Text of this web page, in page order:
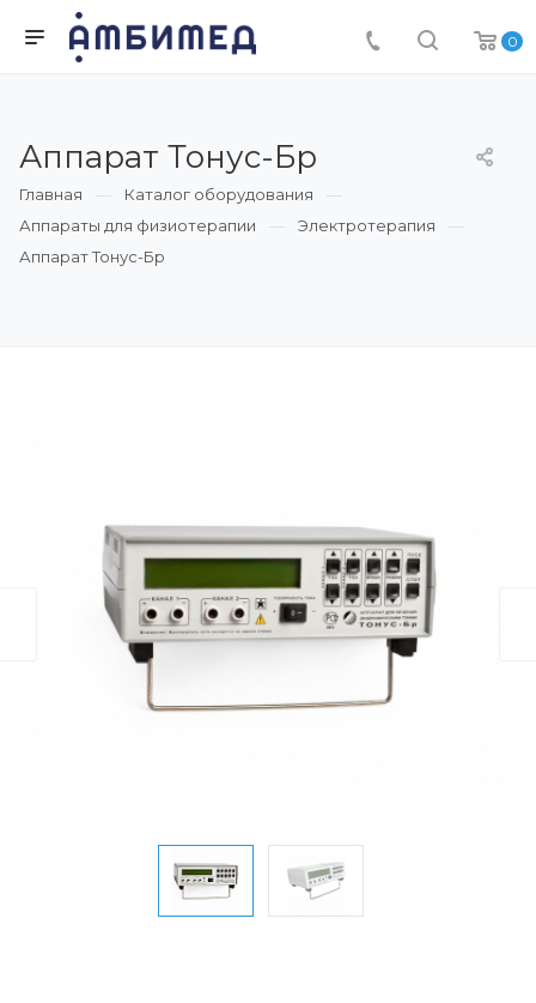
0
Аппарат Тонус-Бр
Главная
Каталог оборудования
Аппараты для физиотерапии
Электротерапия
Аппарат Тонус-Бр